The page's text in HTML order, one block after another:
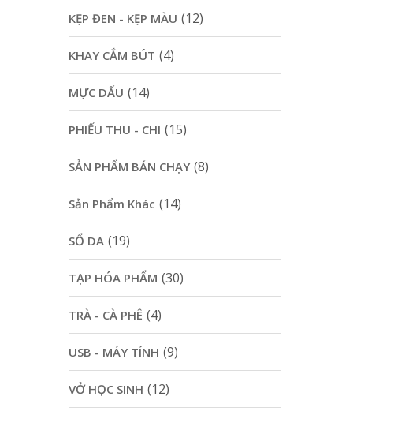
KẸP ĐEN - KẸP MÀU (12)
KHAY CẮM BÚT (4)
MỰC DẤU (14)
PHIẾU THU - CHI (15)
SẢN PHẨM BÁN CHẠY (8)
Sản Phẩm Khác (14)
SỔ DA (19)
TẠP HÓA PHẨM (30)
TRÀ - CÀ PHÊ (4)
USB - MÁY TÍNH (9)
VỞ HỌC SINH (12)